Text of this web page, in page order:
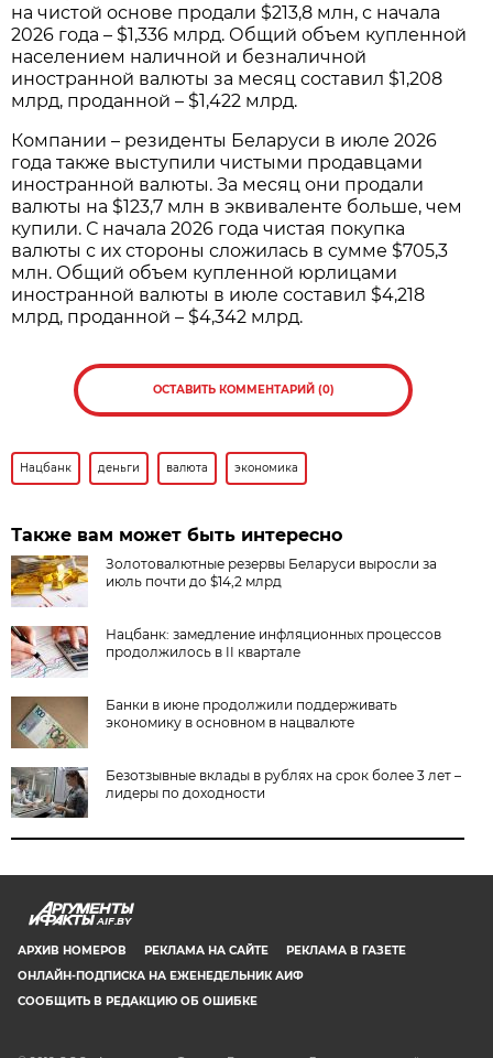
на чистой основе продали $213,8 млн, с начала
2026 года – $1,336 млрд. Общий объем купленной
населением наличной и безналичной
иностранной валюты за месяц составил $1,208
млрд, проданной – $1,422 млрд.
Компании – резиденты Беларуси в июле 2026
года также выступили чистыми продавцами
иностранной валюты. За месяц они продали
валюты на $123,7 млн в эквиваленте больше, чем
купили. С начала 2026 года чистая покупка
валюты с их стороны сложилась в сумме $705,3
млн. Общий объем купленной юрлицами
иностранной валюты в июле составил $4,218
млрд, проданной – $4,342 млрд.
ОСТАВИТЬ КОММЕНТАРИЙ (0)
Нацбанк деньги валюта экономика
Также вам может быть интересно
Золотовалютные резервы Беларуси выросли за
июль почти до $14,2 млрд
Нацбанк: замедление инфляционных процессов
продолжилось в II квартале
Банки в июне продолжили поддерживать
экономику в основном в нацвалюте
Безотзывные вклады в рублях на срок более 3 лет –
лидеры по доходности
AIF.BY
АРХИВ НОМЕРОВ РЕКЛАМА НА САЙТЕ
РЕКЛАМА В ГАЗЕТЕ
ОНЛАЙН-ПОДПИСКА НА ЕЖЕНЕДЕЛЬНИК АИФ
СООБЩИТЬ В РЕДАКЦИЮ ОБ ОШИБКЕ